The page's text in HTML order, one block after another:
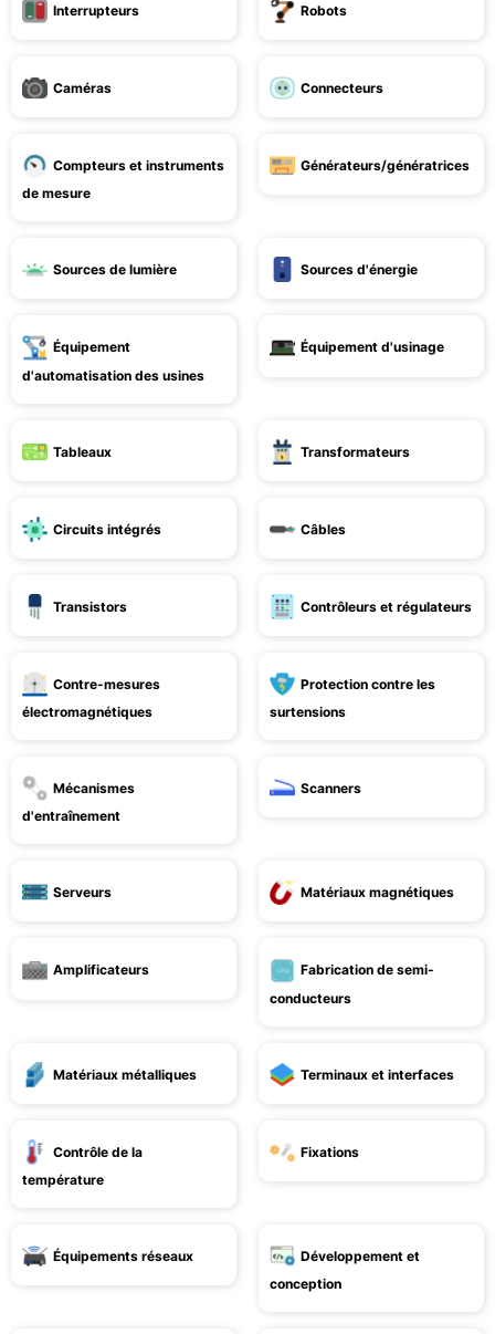
Interrupteurs Robots
Caméras Connecteurs
Compteurs et instruments
de mesure
Générateurs/génératrices
Sources de lumière Sources d'énergie
Équipement
d'automatisation des usines
Équipement d'usinage
Tableaux Transformateurs
Circuits intégrés Câbles
Transistors Contrôleurs et régulateurs
Contre-mesures
électromagnétiques
Protection contre les
surtensions
Mécanismes
d'entraînement
Scanners
Serveurs Matériaux magnétiques
Amplificateurs
Fabrication de semi-
conducteurs
Matériaux métalliques Terminaux et interfaces
Contrôle de la
température
Fixations
Équipements réseaux
Développement et
conception